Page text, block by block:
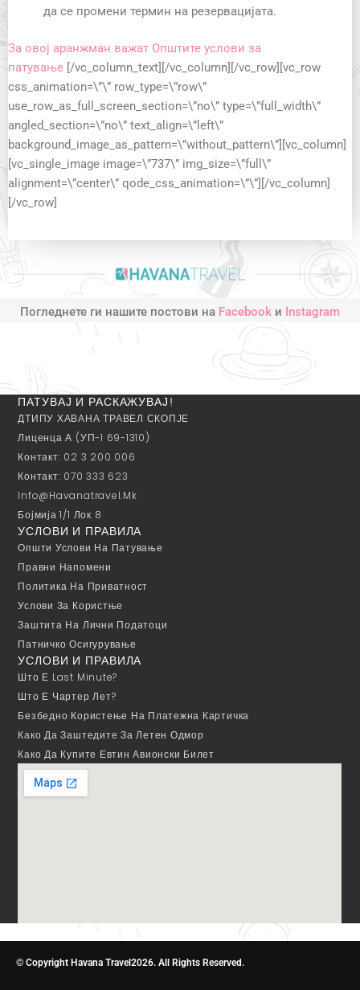
да се промени термин на резервацијата.
За овој аранжман важат Општите услови за
патување [/vc_column_text][/vc_column][/vc_row][vc_row
css_animation=\”\” row_type=\”row\”
use_row_as_full_screen_section=\”no\” type=\”full_width\”
angled_section=\”no\” text_align=\”left\”
background_image_as_pattern=\”without_pattern\”][vc_column]
[vc_single_image image=\”737\” img_size=\”full\”
alignment=\”center\” qode_css_animation=\”\”][/vc_column]
[/vc_row]
Погледнете ги нашите постови на Facebook и Instagram
ПАТУВАЈ И РАСКАЖУВАЈ!
ДТИПУ ХАВАНА ТРАВЕЛ СКОПЈЕ
Лиценца А (УП-I 69-1310)
Контакт: 02 3 200 006
Контакт: 070 333 623
Info@havanatravel.mk
Бојмија 1/1 Лок 8
УСЛОВИ И ПРАВИЛА
Општи Услови На Патување
Правни Напомени
Политика На Приватност
Услови За Користње
Заштита На Лични Податоци
Патничко Осигурување
УСЛОВИ И ПРАВИЛА
Што Е Last Minute?
Што Е Чартер Лет?
Безбедно Користење На Платежна Картичка
Како Да Заштедите За Летен Одмор
Како Да Купите Евтин Авионски Билет
© Copyright Havana Travel2026. All Rights Reserved.